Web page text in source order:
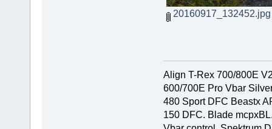
20160917_132452.jpg
Align T-Rex 700/800E
600/700E Pro Vbar
480 Sport DFC Beastx
150 DFC. Blade